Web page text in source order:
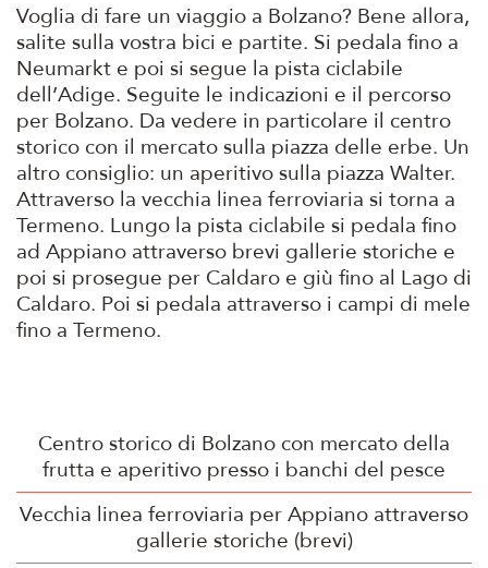
Voglia di fare un viaggio a Bolzano? Bene allora,
salite sulla vostra bici e partite. Si pedala fino a
Neumarkt e poi si segue la pista ciclabile
dell’Adige. Seguite le indicazioni e il percorso
per Bolzano. Da vedere in particolare il centro
storico con il mercato sulla piazza delle erbe. Un
altro consiglio: un aperitivo sulla piazza Walter.
Attraverso la vecchia linea ferroviaria si torna a
Termeno. Lungo la pista ciclabile si pedala fino
ad Appiano attraverso brevi gallerie storiche e
poi si prosegue per Caldaro e giù fino al Lago di
Caldaro. Poi si pedala attraverso i campi di mele
fino a Termeno.
Centro storico di Bolzano con mercato della
frutta e aperitivo presso i banchi del pesce
Vecchia linea ferroviaria per Appiano attraverso
gallerie storiche (brevi)